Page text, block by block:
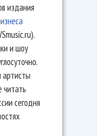
издания
и шоу
артисты
сегодня